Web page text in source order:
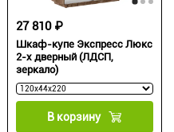
Шкаф-купе Экспресс Люкс
2-х дверный (ЛДСП,
зеркало)
27 810 ₽
В корзину